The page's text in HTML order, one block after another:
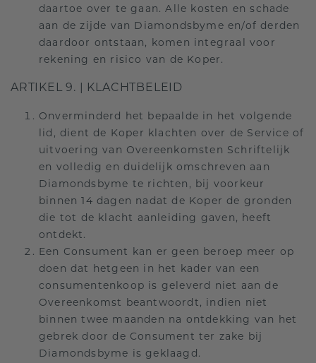
daartoe over te gaan. Alle kosten en schade
aan de zijde van Diamondsbyme en/of derden
daardoor ontstaan, komen integraal voor
rekening en risico van de Koper.
ARTIKEL 9. | KLACHTBELEID
Onverminderd het bepaalde in het volgende
lid, dient de Koper klachten over de Service of
uitvoering van Overeenkomsten Schriftelijk
en volledig en duidelijk omschreven aan
Diamondsbyme te richten, bij voorkeur
binnen 14 dagen nadat de Koper de gronden
die tot de klacht aanleiding gaven, heeft
ontdekt.
Een Consument kan er geen beroep meer op
doen dat hetgeen in het kader van een
consumentenkoop is geleverd niet aan de
Overeenkomst beantwoordt, indien niet
binnen twee maanden na ontdekking van het
gebrek door de Consument ter zake bij
Diamondsbyme is geklaagd.